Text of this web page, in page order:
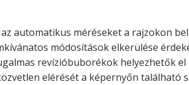
automatikus méréseket a rajzokon
módosítások elkerülése
revízióbuborékok helyezhetők el
elérését a képernyőn található